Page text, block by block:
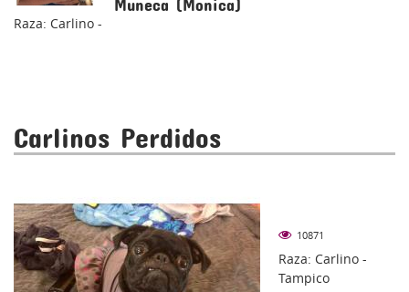
Muneca (Monica)
Raza: Carlino -
Carlinos Perdidos
10871
Raza: Carlino -
Tampico